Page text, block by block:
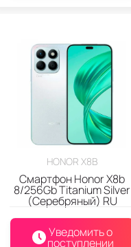
HONOR X8B
Смартфон Honor X8b
8/256Gb Titanium Silver
(Серебряный) RU
Уведомить о
поступлении